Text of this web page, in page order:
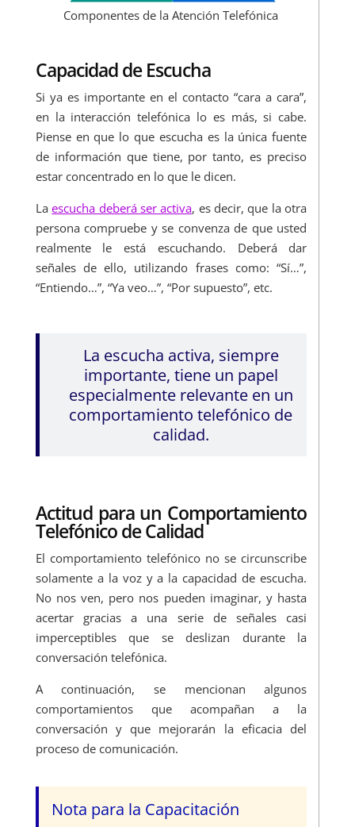
Componentes de la Atención Telefónica
Capacidad de Escucha
Si ya es importante en el contacto “cara a cara”,
en la interacción telefónica lo es más, si cabe.
Piense en que lo que escucha es la única fuente
de información que tiene, por tanto, es preciso
estar concentrado en lo que le dicen.
Laescucha deberá ser activa, es decir, que la otra
persona compruebe y se convenza de que usted
realmente le está escuchando. Deberá dar
señales de ello, utilizando frases como: “Sí…”,
“Entiendo…”, “Ya veo…”, “Por supuesto”, etc.
La escucha activa, siempre
importante, tiene un papel
especialmente relevante en un
comportamiento telefónico de
calidad.
Actitud para un Comportamiento
Telefónico de Calidad
El comportamiento telefónico no se circunscribe
solamente a la voz y a la capacidad de escucha.
No nos ven, pero nos pueden imaginar, y hasta
acertar gracias a una serie de señales casi
imperceptibles que se deslizan durante la
conversación telefónica.
A continuación, se mencionan algunos
comportamientos que acompañan a la
conversación y que mejorarán la eficacia del
proceso de comunicación.
Nota para la Capacitación